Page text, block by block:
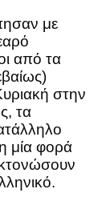
με
από τα
στην
τα
μία φορά